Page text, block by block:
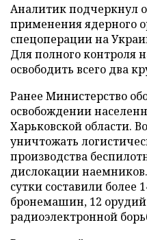
Аналитик подчеркнул
применения ядерного
спецоперации на
Для полного контроля
освободить всего два
Ранее Министерство
освобождении
Харьковской области.
уничтожать
производства
дислокации
сутки составили более
бронемашин, 12
радиоэлектронной